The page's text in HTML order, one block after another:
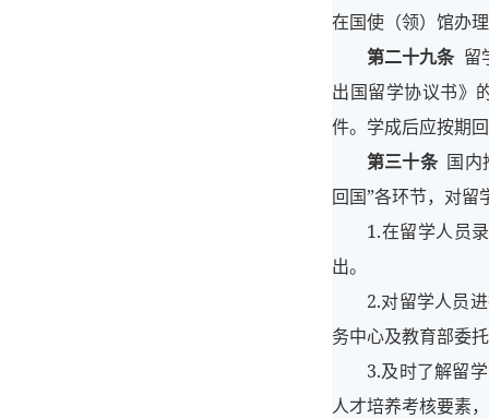
在国使（领）馆办
第二十九条留
出国留学协议书》
件。学成后应按期
第三十条国内
回国”各环节，对留
1.在留学人员
出。
2.对留学人员
务中心及教育部委
3.及时了解留
人才培养考核要素